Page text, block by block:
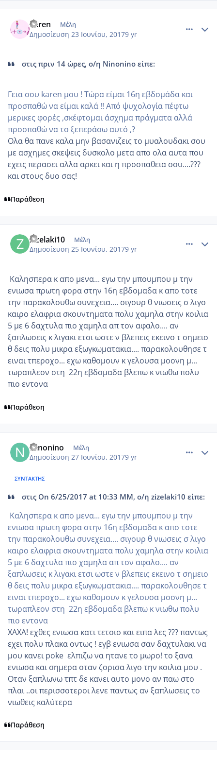
karen Μέλη
Δημοσίευση 23 Ιουνίου, 20179 yr
στις πριν 14 ώρες, ο/η Ninonino είπε:
Γεια σου karen μου ! Τώρα είμαι 16η εβδομάδα και
προσπαθώ να είμαι καλά !! Από ψυχολογία πέφτω
μερικες φορές ,σκέφτομαι άσχημα πράγματα αλλά
προσπαθώ να το ξεπεράσω αυτό ,?
Ολα θα πανε καλα μην βασανιζεις το μυαλουδακι σου
με ασχημες σκεψεις δυσκολο μετα απο ολα αυτα που
εχεις περασει αλλα αρκει και η προσπαθεια σου....???
και στους δυο σας!
Παράθεση
zizelaki10 Μέλη
Δημοσίευση 25 Ιουνίου, 20179 yr
Καλησπερα κ απο μενα... εγω την μπουμπου μ την
ενιωσα πρωτη φορα στην 16η εβδομαδα κ απο τοτε
την παρακολουθω συνεχεια.... σιγουρ θ νιωσεις σ λιγο
καιρο ελαφρια σκουντηματα πολυ χαμηλα στην κοιλια
5 με 6 δαχτυλα πιο χαμηλα απ τον αφαλο.... αν
ξαπλωσεις κ λιγακι ετσι ωστε ν βλεπεις εκεινο τ σημειο
θ δεις πολυ μικρα εξωγκωματακια.... παρακολουθησε τ
ειναι τπεροχο... εχω καθομουν κ γελουσα μοονη μ...
τωραπλεον στη 22η εβδομαδα βλεπω κ νιωθω πολυ
πιο εντονα
Παράθεση
Ninonino Μέλη
Δημοσίευση 27 Ιουνίου, 20179 yr
ΣΥΝΤΆΚΤΗΣ
στις On 6/25/2017 at 10:33 ΜΜ, ο/η zizelaki10 είπε:
Καλησπερα κ απο μενα... εγω την μπουμπου μ την
ενιωσα πρωτη φορα στην 16η εβδομαδα κ απο τοτε
την παρακολουθω συνεχεια.... σιγουρ θ νιωσεις σ λιγο
καιρο ελαφρια σκουντηματα πολυ χαμηλα στην κοιλια
5 με 6 δαχτυλα πιο χαμηλα απ τον αφαλο.... αν
ξαπλωσεις κ λιγακι ετσι ωστε ν βλεπεις εκεινο τ σημειο
θ δεις πολυ μικρα εξωγκωματακια.... παρακολουθησε τ
ειναι τπεροχο... εχω καθομουν κ γελουσα μοονη μ...
τωραπλεον στη 22η εβδομαδα βλεπω κ νιωθω πολυ
πιο εντονα
XAXA! εχθες ενιωσα κατι τετοιο και ειπα λες ??? παντως
εχει πολυ πλακα οντως ! εγβ ενιωσα σαν δαχτυλακι να
μου κανει poke ελπιζω να ητανε το μωρο! το ξανα
ενιωσα και σημερα οταν ζορισα λιγο την κοιλια μου .
Οταν ξαπλωνω τπτ δε κανει αυτο μονο αν παω στο
πλαι ..οι περισσοτεροι λενε παντως αν ξαπλωσεις το
νιωθεις καλύτερα
Παράθεση